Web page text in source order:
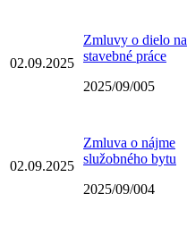
02.09.2025
Zmluvy o dielo na
stavebné práce
2025/09/005
02.09.2025
Zmluva o nájme
služobného bytu
2025/09/004